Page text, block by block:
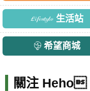
生活站
希望商城
關注 Heho